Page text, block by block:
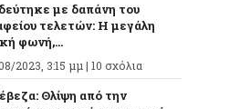
με δαπάνη του
τελετών: Η μεγάλη
φωνή,...
2023, 3:15 μμ | 10 σχόλια
Θλίψη από την